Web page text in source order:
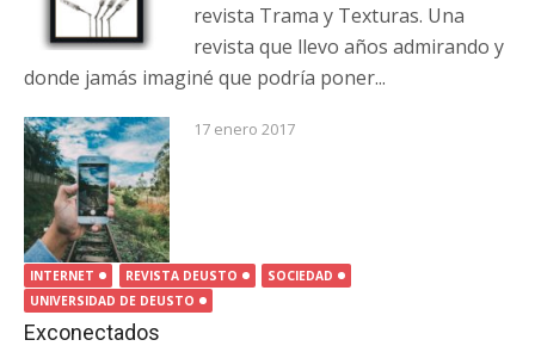
revista Trama y Texturas. Una
revista que llevo años admirando y
donde jamás imaginé que podría poner...
17 enero 2017
INTERNET REVISTA DEUSTO
SOCIEDAD
UNIVERSIDAD DE DEUSTO
Exconectados